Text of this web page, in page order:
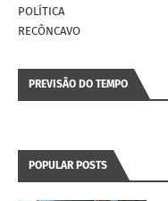
POLÍTICA
RECÔNCAVO
PREVISÃO DO TEMPO
POPULAR POSTS